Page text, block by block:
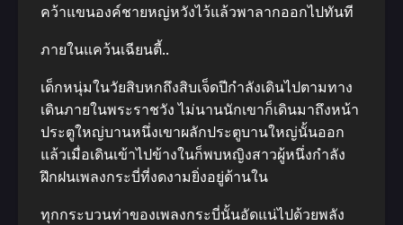
คว้าแขนองค์ชายหญ่หวังไว้แล้วพาลากออกไปทันที
ภายในแคว้นเฉียนตี้..
เด็กหนุ่มในวัยสิบหกถึงสิบเจ็ดปีกําลังเดินไปตามทาง
เดินภายในพระราชวัง ไม่นานนักเขาก็เดินมาถึงหน้า
ประตูใหญ่บานหนึ่งเขาผลักประตูบานใหญ่นั้นออก
แล้วเมื่อเดินเข้าไปข้างในก็พบหญิงสาวผู้หนึ่งกําลัง
ฝึกฝนเพลงกระบี่ที่งดงามยิ่งอยู่ด้านใน
ทุกกระบวนท่าของเพลงกระบี่นั้นอัดแน่ไปด้วยพลัง